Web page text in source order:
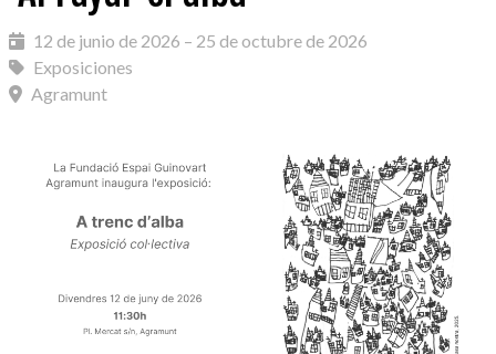
12 de junio de 2026 – 25 de octubre de 2026
Exposiciones
Agramunt